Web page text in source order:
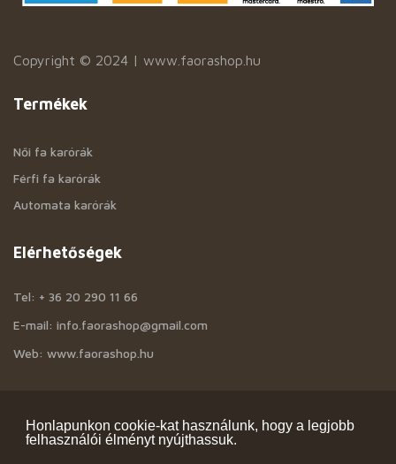
Honlapunkon cookie-kat használunk, hogy a legjobb
felhasználói élményt nyújthassuk.
Copyright © 2024 | www.faorashop.hu
Termékek
Női fa karórák
Férfi fa karórák
Automata karórák
Elérhetőségek
Tel: + 36 20 290 11 66
E-mail: info.faorashop@gmail.com
Web: www.faorashop.hu
ÁSZF